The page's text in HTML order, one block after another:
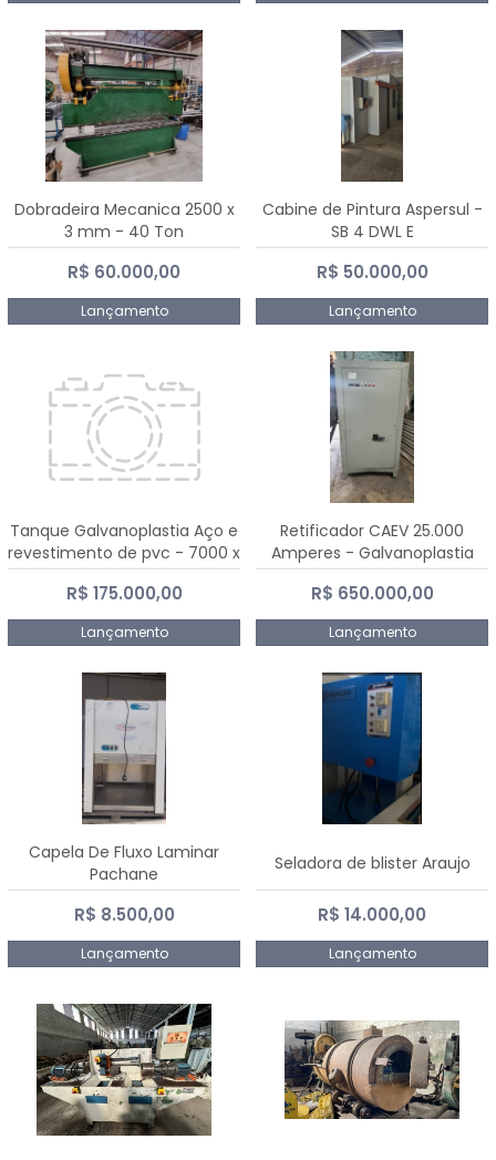
Dobradeira Mecanica 2500 x
3 mm - 40 Ton
R$ 60.000,00
Lançamento
Cabine de Pintura Aspersul -
SB 4 DWL E
R$ 50.000,00
Lançamento
Tanque Galvanoplastia Aço e
revestimento de pvc - 7000 x
2200 mm
R$ 175.000,00
Lançamento
Retificador CAEV 25.000
Amperes - Galvanoplastia
R$ 650.000,00
Lançamento
Capela De Fluxo Laminar
Pachane
R$ 8.500,00
Lançamento
Seladora de blister Araujo
R$ 14.000,00
Lançamento